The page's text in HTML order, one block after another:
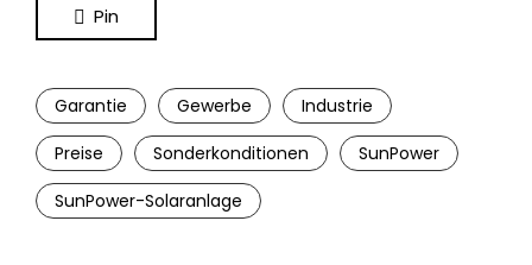
Pin
Garantie Gewerbe
Industrie
Preise
Sonderkonditionen
SunPower
SunPower-Solaranlage